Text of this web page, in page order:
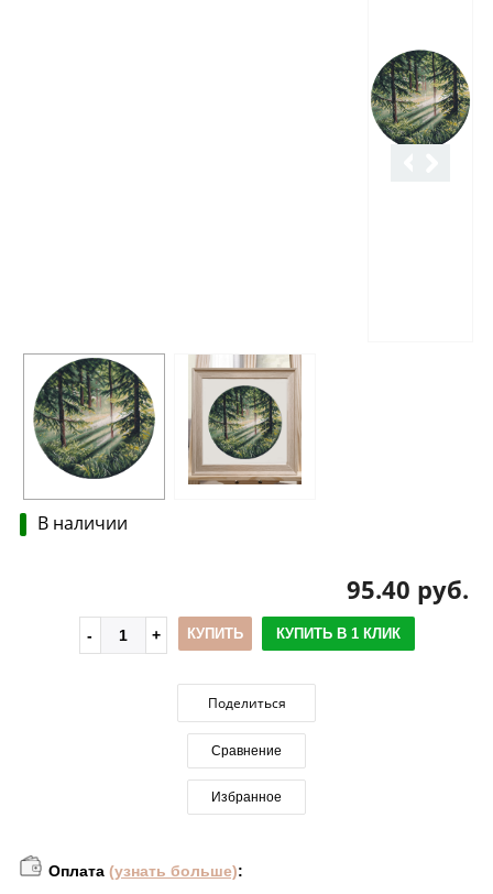
В наличии
95.40 руб.
КУПИТЬ КУПИТЬ В 1 КЛИК
Поделиться
Сравнение
Избранное
Оплата (узнать больше):